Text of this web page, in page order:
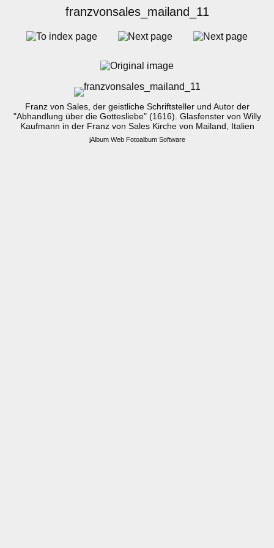
franzvonsales_mailand_11
Franz von Sales, der geistliche Schriftsteller und Autor der
"Abhandlung über die Gottesliebe" (1616). Glasfenster von Willy
Kaufmann in der Franz von Sales Kirche von Mailand, Italien
jAlbum Web Fotoalbum Software